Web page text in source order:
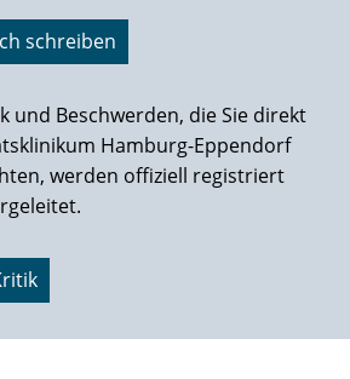
Caren Linse.
in 4 von 13 Stanzen. Äußerst
ich, dass eines der Karzinomherde
lag. Eine zeitnahe
nicht auszuschließen.
der sehr kompetenten und
Frau Dr. Nagarj, in dessen Folge
schreiben
und Beschwerden, die Sie direkt
Hamburg-Eppendorf
werden offiziell registriert